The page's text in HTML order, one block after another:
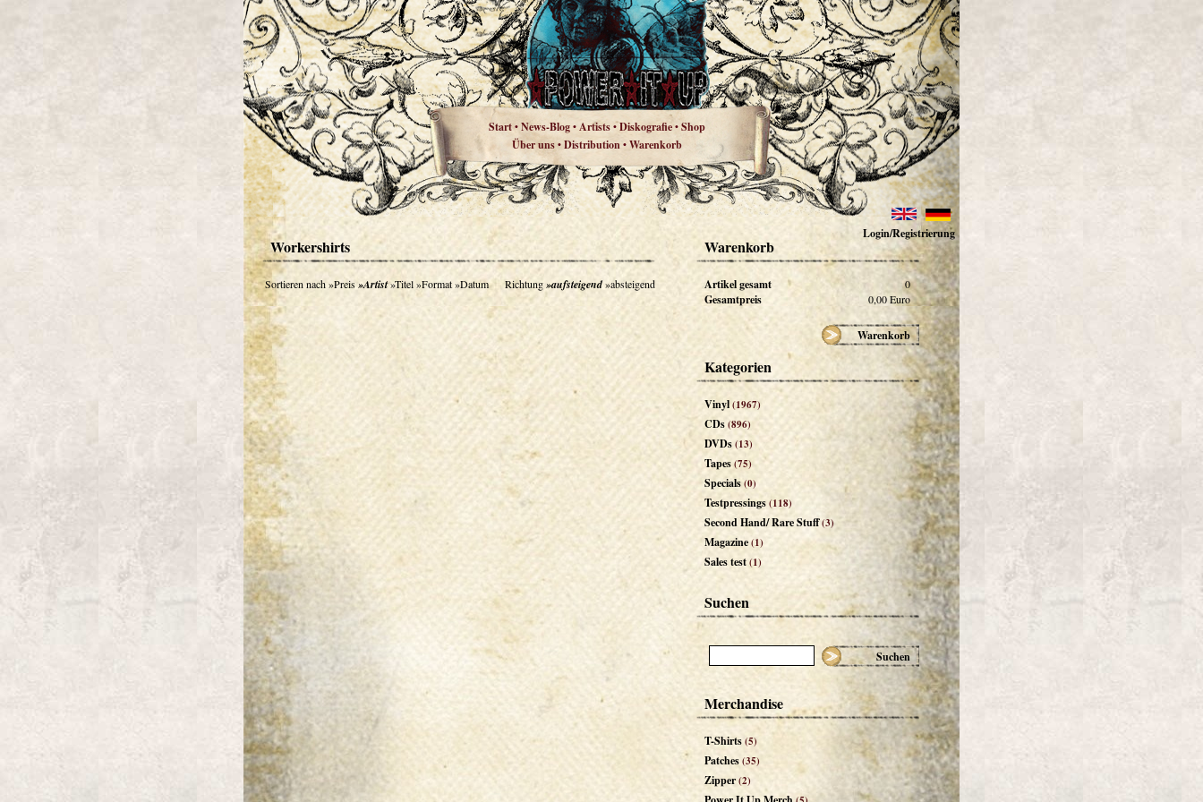
Start•News-Blog•Artists•Diskografie•Shop
Über uns•Distribution•Warenkorb
Login/Registrierung
Workershirts
Sortieren nach»Preis»Artist»Titel»Format»Datum Richtung»aufsteigend»absteigend
Warenkorb
Artikel gesamt 0
Gesamtpreis 0,00Euro
Warenkorb
Kategorien
Vinyl(1967)
CDs(896)
DVDs(13)
Tapes(75)
Specials(0)
Testpressings(118)
Second Hand/ Rare Stuff(3)
Magazine(1)
Sales test(1)
Suchen
Suchen
Merchandise
T-Shirts(5)
Patches(35)
Zipper(2)